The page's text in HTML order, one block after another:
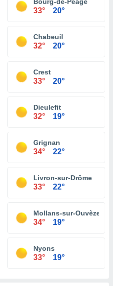
33° 20°
Chabeuil
32° 20°
Crest
33° 20°
Dieulefit
32° 19°
Grignan
34° 22°
Livron-sur-Drôme
33° 22°
Mollans-sur-Ouvèze
34° 19°
Nyons
33° 19°